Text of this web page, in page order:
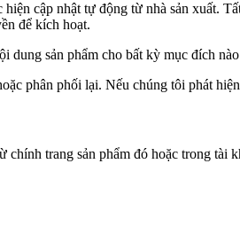
cập nhật tự động từ nhà sản xuất.
để kích hoạt.
sản phẩm cho bất kỳ mục đích
phân phối lại. Nếu chúng tôi phát
chính trang sản phẩm đó hoặc trong